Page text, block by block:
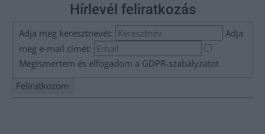
Hírlevél feliratkozás
Adja meg keresztnevét:
Adja
meg e-mail címét:
Megismertem és elfogadom a GDPR-szabályzatot